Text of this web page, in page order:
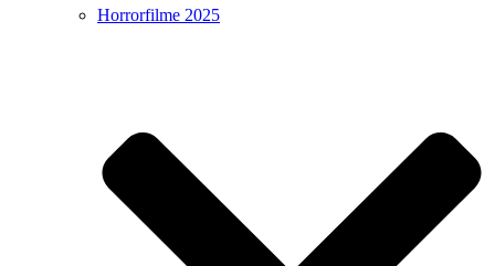
Horrorfilme 2025